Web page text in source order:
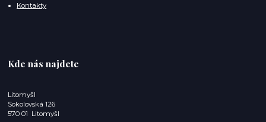
Kontakty
Kde nás najdete
Litomyšl
Sokolovská 126
570 01 Litomyšl